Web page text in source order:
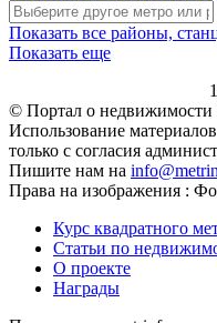
Показать все районы,
Показать еще
© Портал о недвижимости
Использование
только с согласия
Пишите нам на
Права на изображения :
Курс квадратного
Статьи по
О проекте
Награды